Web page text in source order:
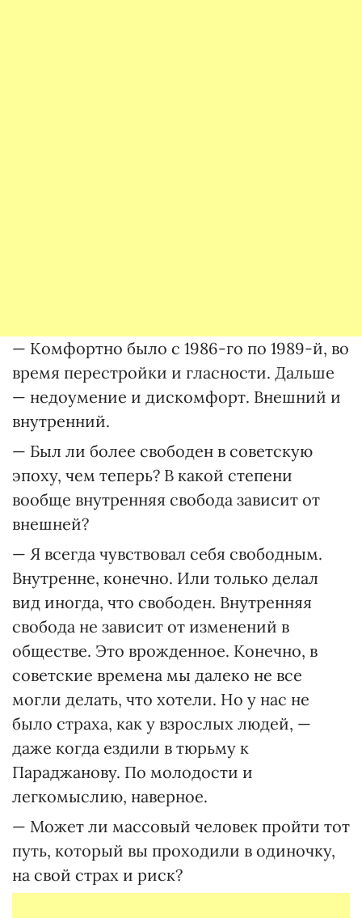
— Комфортно было с 1986-го по 1989-й, во
время перестройки и гласности. Дальше
— недоумение и дискомфорт. Внешний и
внутренний.
— Был ли более свободен в советскую
эпоху, чем теперь? В какой степени
вообще внутренняя свобода зависит от
внешней?
— Я всегда чувствовал себя свободным.
Внутренне, конечно. Или только делал
вид иногда, что свободен. Внутренняя
свобода не зависит от изменений в
обществе. Это врожденное. Конечно, в
советские времена мы далеко не все
могли делать, что хотели. Но у нас не
было страха, как у взрослых людей, —
даже когда ездили в тюрьму к
Параджанову. По молодости и
легкомыслию, наверное.
— Может ли массовый человек пройти тот
путь, который вы проходили в одиночку,
на свой страх и риск?